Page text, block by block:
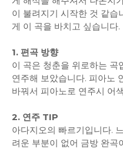
이 불려지기 시작한 것 같습
게 이 곡을 바치고 싶습니다.
1. 편곡 방향
이 곡은 청춘을 위로하는 곡
연주해 보았습니다. 피아노
바꿔서 피아노로 연주시 어
2. 연주 TIP
아다지오의 빠르기입니다.
려운 부분이 없어 금방 완곡